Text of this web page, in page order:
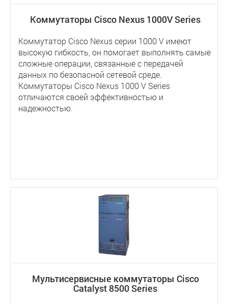
Коммутаторы Cisco Nexus 1000V Series
Коммутатор Cisco Nexus серии 1000 V имеют
высокую гибкость, он помогает выполнять самые
сложные операции, связанные с передачей
данных по безопасной сетевой среде.
Коммутаторы Cisco Nexus 1000 V Series
отличаются своей эффективностью и
надежностью.
Мультисервисные коммутаторы Cisco
Catalyst 8500 Series